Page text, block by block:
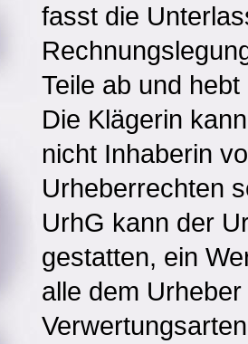
fasst die
Teile ab und
Die Klägerin
nicht Inhaberin
Urheberrechten
UrhG kann der
gestatten, ein
alle dem